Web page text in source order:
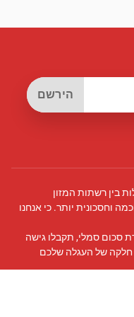
הירשם
בין רשתות המזון
וחסכונית יותר. כי אנחנו
סכום סמלי, תקבלו גישה
חלקה של העגלה שלכם